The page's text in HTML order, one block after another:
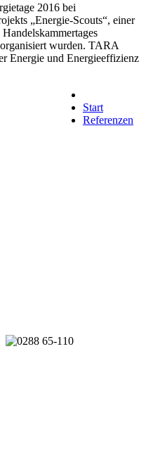
2016 bei
„Energie-Scouts“, einer
wurden. TARA
Energie und Energieeffizienz
Start
Referenzen